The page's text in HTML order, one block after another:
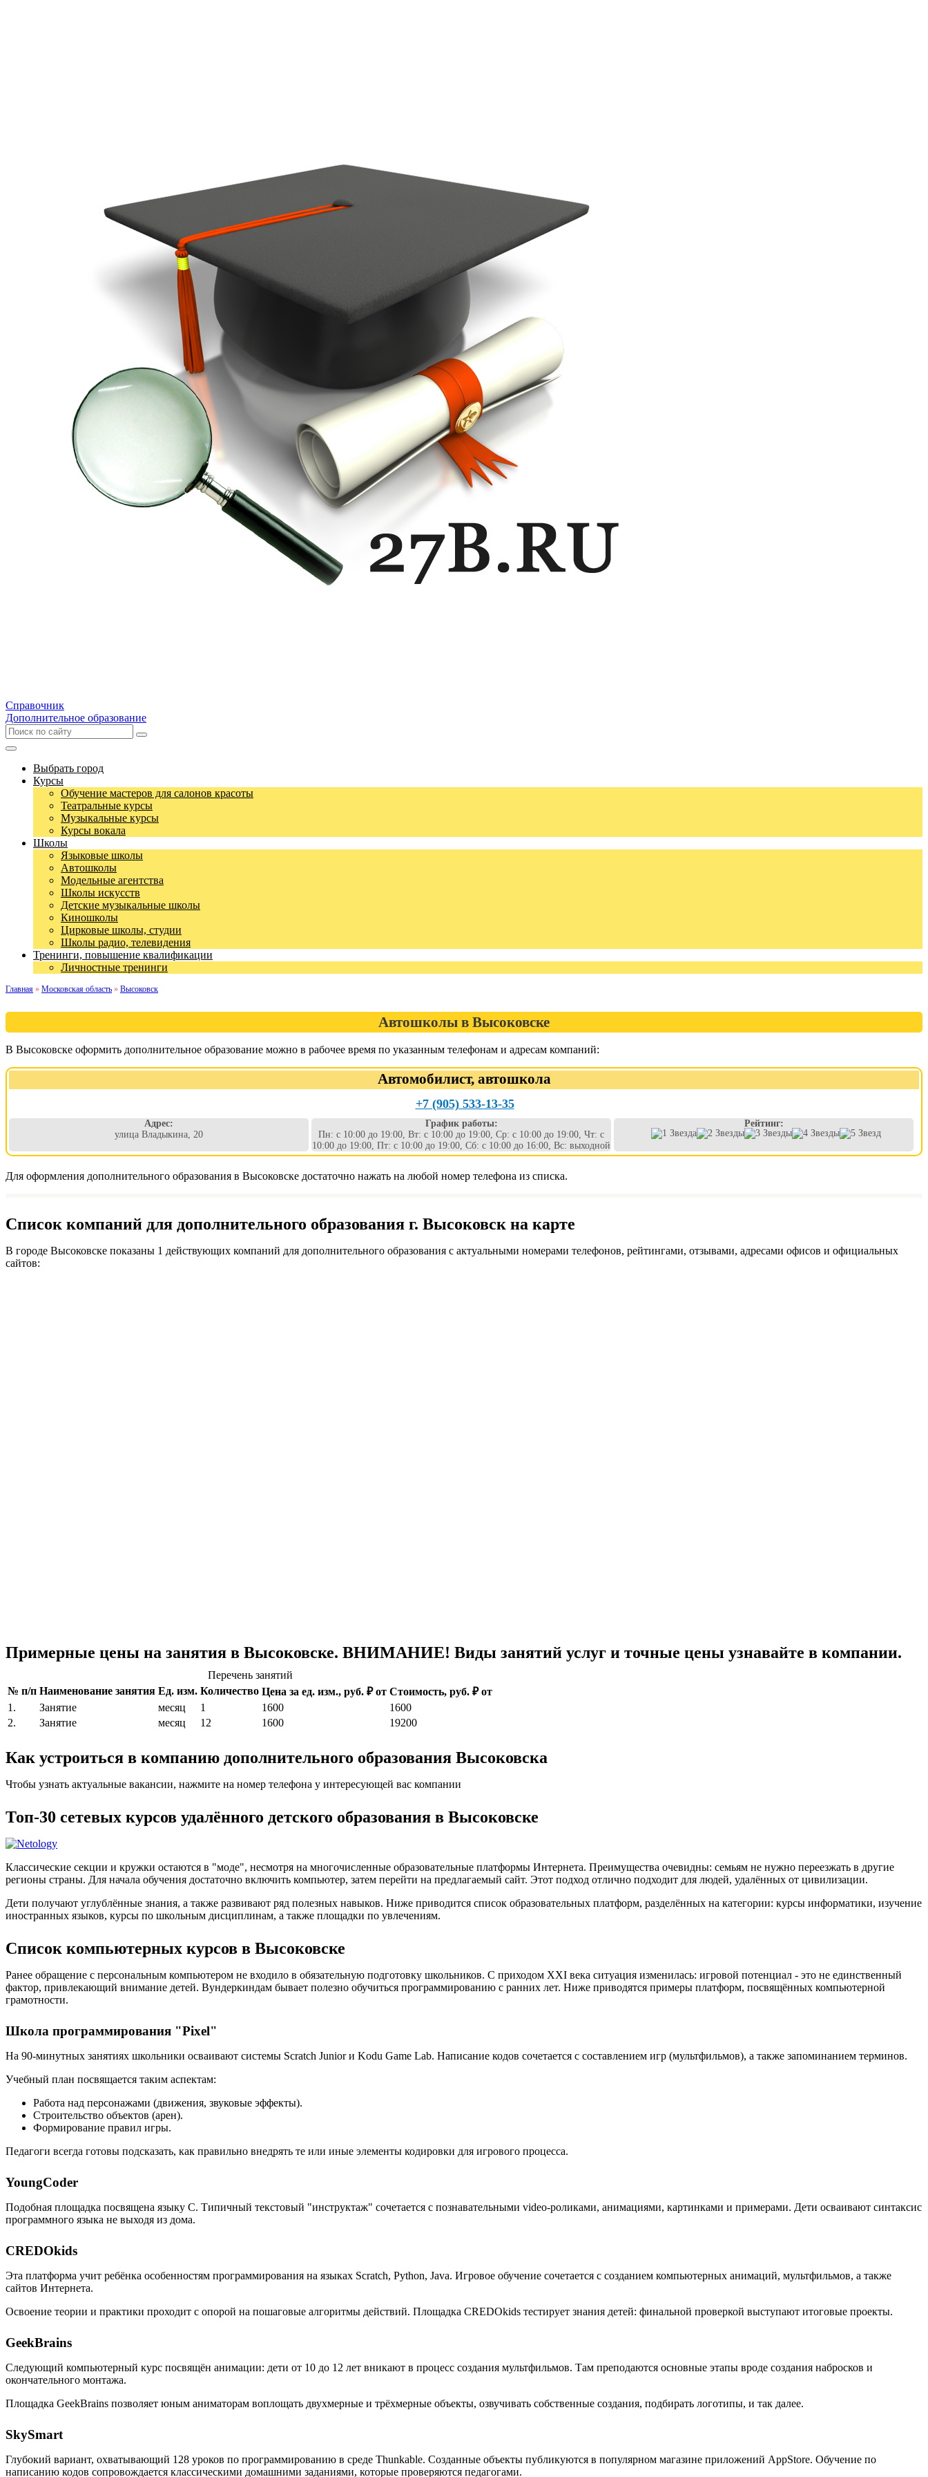
Справочник
Дополнительное образование
Выбрать город
Курсы
Обучение мастеров для салонов красоты
Театральные курсы
Музыкальные курсы
Курсы вокала
Школы
Языковые школы
Автошколы
Модельные агентства
Школы искусств
Детские музыкальные школы
Киношколы
Цирковые школы, студии
Школы радио, телевидения
Тренинги, повышение квалификации
Личностные тренинги
Главная » Московская область » Высоковск
Автошколы в Высоковске
В Высоковске оформить дополнительное образование можно в рабочее время по указанным телефонам и адресам компаний:
Автомобилист, автошкола
+7 (905) 533-13-35
Адрес:
улица Владыкина, 20
График работы:
Пн: с 10:00 до 19:00, Вт: с 10:00 до 19:00, Ср: с 10:00 до 19:00, Чт: с
10:00 до 19:00, Пт: с 10:00 до 19:00, Сб: с 10:00 до 16:00, Вс: выходной
Рейтинг:
Для оформления дополнительного образования в Высоковске достаточно нажать на любой номер телефона из списка.
Список компаний для дополнительного образования г. Высоковск на карте
В городе Высоковске показаны 1 действующих компаний для дополнительного образования с актуальными номерами телефонов, рейтингами, отзывами, адресами офисов и официальных
сайтов:
Примерные цены на занятия в Высоковске. ВНИМАНИЕ! Виды занятий услуг и точные цены узнавайте в компании.
Перечень занятий
№ п/п Наименование занятия Ед. изм. Количество Цена за ед. изм., руб. ₽ от Стоимость, руб. ₽ от
1.
Занятие месяц 1 1600
1600
2.
Занятие месяц 12 1600 19200
Как устроиться в компанию дополнительного образования Высоковска
Чтобы узнать актуальные вакансии, нажмите на номер телефона у интересующей вас компании
Топ-30 сетевых курсов удалённого детского образования в Высоковске
Классические секции и кружки остаются в "моде", несмотря на многочисленные образовательные платформы Интернета. Преимущества очевидны: семьям не нужно переезжать в другие
регионы страны. Для начала обучения достаточно включить компьютер, затем перейти на предлагаемый сайт. Этот подход отлично подходит для людей, удалённых от цивилизации.
Дети получают углублённые знания, а также развивают ряд полезных навыков. Ниже приводится список образовательных платформ, разделённых на категории: курсы информатики, изучение
иностранных языков, курсы по школьным дисциплинам, а также площадки по увлечениям.
Список компьютерных курсов в Высоковске
Ранее обращение с персональным компьютером не входило в обязательную подготовку школьников. С приходом XXI века ситуация изменилась: игровой потенциал - это не единственный
фактор, привлекающий внимание детей. Вундеркиндам бывает полезно обучиться программированию с ранних лет. Ниже приводятся примеры платформ, посвящённых компьютерной
грамотности.
Школа программирования "Pixel"
На 90-минутных занятиях школьники осваивают системы Scratch Junior и Kodu Game Lab. Написание кодов сочетается с составлением игр (мультфильмов), а также запоминанием терминов.
Учебный план посвящается таким аспектам:
Работа над персонажами (движения, звуковые эффекты).
Строительство объектов (арен).
Формирование правил игры.
Педагоги всегда готовы подсказать, как правильно внедрять те или иные элементы кодировки для игрового процесса.
YoungCoder
Подобная площадка посвящена языку C. Типичный текстовый "инструктаж" сочетается с познавательными video-роликами, анимациями, картинками и примерами. Дети осваивают синтаксис
программного языка не выходя из дома.
CREDOkids
Эта платформа учит ребёнка особенностям программирования на языках Scratch, Python, Java. Игровое обучение сочетается с созданием компьютерных анимаций, мультфильмов, а также
сайтов Интернета.
Освоение теории и практики проходит с опорой на пошаговые алгоритмы действий. Площадка CREDOkids тестирует знания детей: финальной проверкой выступают итоговые проекты.
GeekBrains
Следующий компьютерный курс посвящён анимации: дети от 10 до 12 лет вникают в процесс создания мультфильмов. Там преподаются основные этапы вроде создания набросков и
окончательного монтажа.
Площадка GeekBrains позволяет юным аниматорам воплощать двухмерные и трёхмерные объекты, озвучивать собственные создания, подбирать логотипы, и так далее.
SkySmart
Глубокий вариант, охватывающий 128 уроков по программированию в среде Thunkable. Созданные объекты публикуются в популярном магазине приложений AppStore. Обучение по
написанию кодов сопровождается классическими домашними заданиями, которые проверяются педагогами.